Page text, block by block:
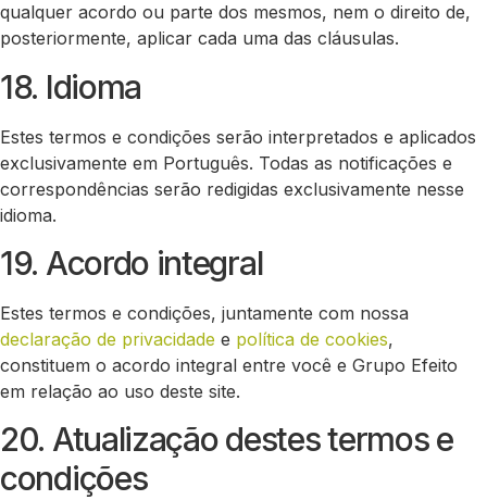
qualquer acordo ou parte dos mesmos, nem o direito de,
posteriormente, aplicar cada uma das cláusulas.
18. Idioma
Estes termos e condições serão interpretados e aplicados
exclusivamente em Português. Todas as notificações e
correspondências serão redigidas exclusivamente nesse
idioma.
19. Acordo integral
Estes termos e condições, juntamente com nossa
declaração de privacidade e política de cookies,
constituem o acordo integral entre você e Grupo Efeito
em relação ao uso deste site.
20. Atualização destes termos e
condições